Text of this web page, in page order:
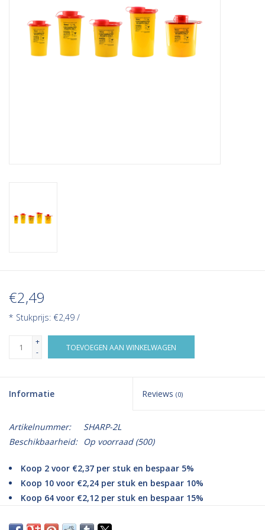
Hygiëne
Verzorging & Beauty
€2,49
* Stukprijs: €2,49 /
+
-
TOEVOEGEN AAN WINKELWAGEN
Informatie Reviews (0)
Artikelnummer:
SHARP-2L
Beschikbaarheid: Op voorraad(500)
Koop 2 voor €2,37 per stuk en bespaar 5%
Koop 10 voor €2,24 per stuk en bespaar 10%
Koop 64 voor €2,12 per stuk en bespaar 15%